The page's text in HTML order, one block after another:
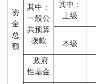
资
金
总
额
其中：
一般公
共预算
拨款
其中：
上级
本级
政府
性基金